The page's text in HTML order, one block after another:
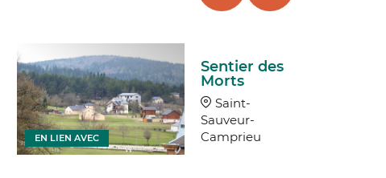
Sentier des
Morts
Saint-
Sauveur-
Camprieu
EN LIEN AVEC